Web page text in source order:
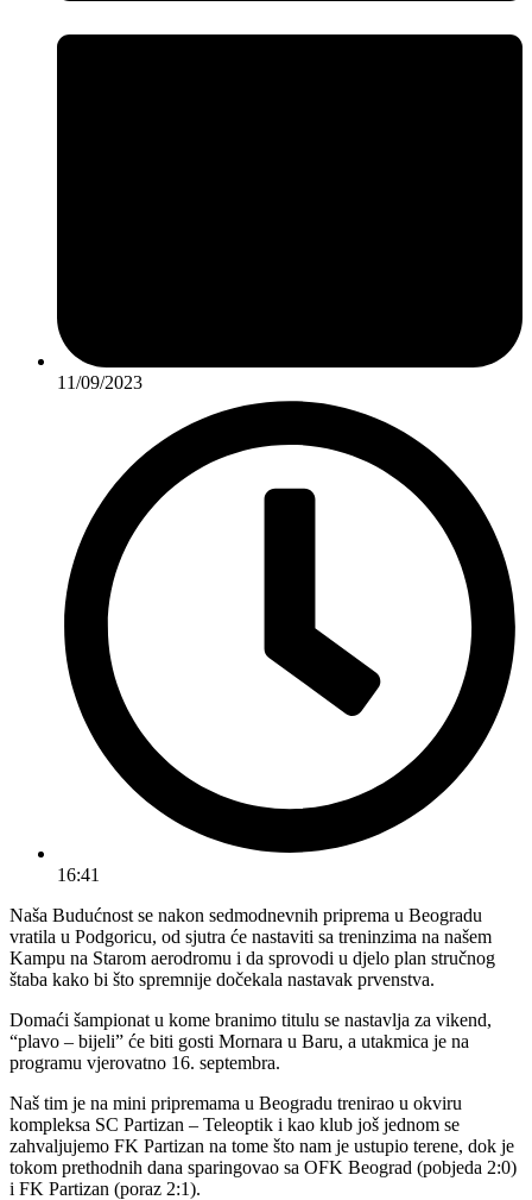
11/09/2023
16:41
Naša Budućnost se nakon sedmodnevnih priprema u Beogradu
vratila u Podgoricu, od sjutra će nastaviti sa treninzima na našem
Kampu na Starom aerodromu i da sprovodi u djelo plan stručnog
štaba kako bi što spremnije dočekala nastavak prvenstva.
Domaći šampionat u kome branimo titulu se nastavlja za vikend,
“plavo – bijeli” će biti gosti Mornara u Baru, a utakmica je na
programu vjerovatno 16. septembra.
Naš tim je na mini pripremama u Beogradu trenirao u okviru
kompleksa SC Partizan – Teleoptik i kao klub još jednom se
zahvaljujemo FK Partizan na tome što nam je ustupio terene, dok je
tokom prethodnih dana sparingovao sa OFK Beograd (pobjeda 2:0)
i FK Partizan (poraz 2:1).